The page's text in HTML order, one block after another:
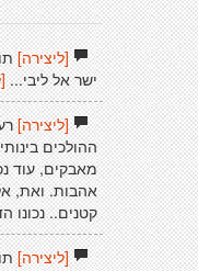
[ליצירה]
ישר אל ליבי...
[ליצירה]
ההולכים
מאבקים, עוד
אהבות. ואת,
קטנים.. נכונו
[ליצירה]